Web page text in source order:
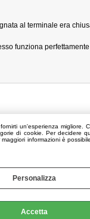
un'esperienza migliore.
di cookie. Per decidere
informazioni è
Personalizza
Accetta
al terminale era
funziona perfettamente